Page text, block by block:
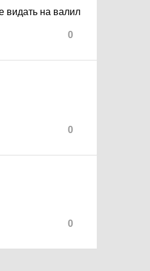
видать на валил
0
0
0